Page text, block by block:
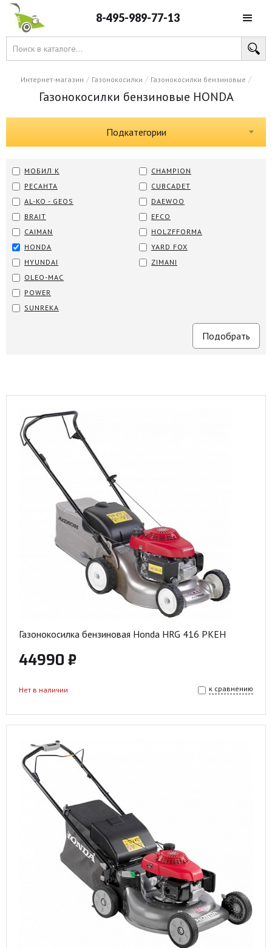
8-495-989-77-13
Интернет-магазин / Газонокосилки / Газонокосилки бензиновые /
Газонокосилки бензиновые HONDA
Подкатегории
МОБИЛ К
РЕСАНТА
AL-KO - GEOS
BRAIT
CAIMAN
CHAMPION
CUBCADET
DAEWOO
EFCO
HOLZFFORMA
HONDA
HYUNDAI
OLEO-MAC
POWER
SUNREKA
YARD FOX
ZIMANI
Газонокосилка бензиновая Honda HRG 416 PKEH
44990 ₽
к сравнению
Нет в наличии